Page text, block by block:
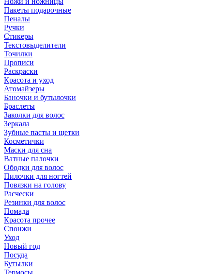
Пакеты подарочные
Пеналы
Ручки
Стикеры
Текстовыделители
Точилки
Прописи
Раскраски
Красота и уход
Атомайзеры
Баночки и бутылочки
Браслеты
Заколки для волос
Зеркала
Зубные пасты и щетки
Косметички
Маски для сна
Ватные палочки
Ободки для волос
Пилочки для ногтей
Повязки на голову
Расчески
Резинки для волос
Помада
Красота прочее
Спонжи
Уход
Новый год
Посуда
Бутылки
Термосы